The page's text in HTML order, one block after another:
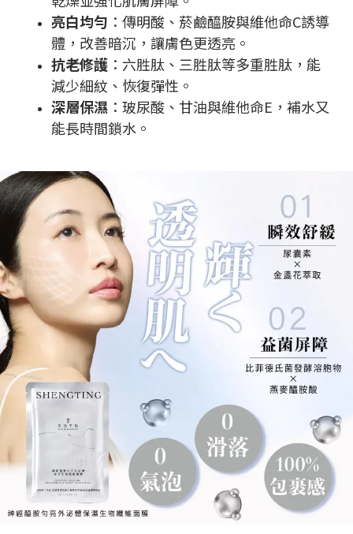
亮白均勻 ：傳明酸、菸鹼醯胺與維他命C誘導
體，改善暗沉，讓膚色更透亮。
抗老修護 ：六胜肽、三胜肽等多重胜肽，能
減少細紋、恢復彈性。
深層保濕 ：玻尿酸、甘油與維他命E，補水又
能長時間鎖水。